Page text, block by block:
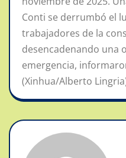
Conti se derrumbó el
trabajadores de la
desencadenando una
emergencia,
(Xinhua/Alberto